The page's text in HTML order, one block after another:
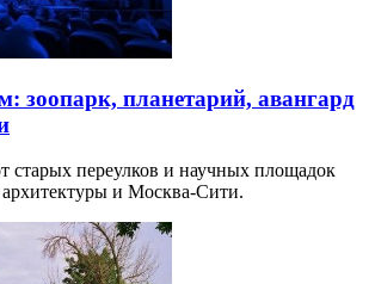
зоопарк, планетарий, авангард
старых переулков и научных площадок
архитектуры и Москва-Сити.